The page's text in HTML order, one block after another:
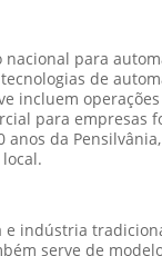
para
de
incluem
para empresas
anos da
e indústria
serve de